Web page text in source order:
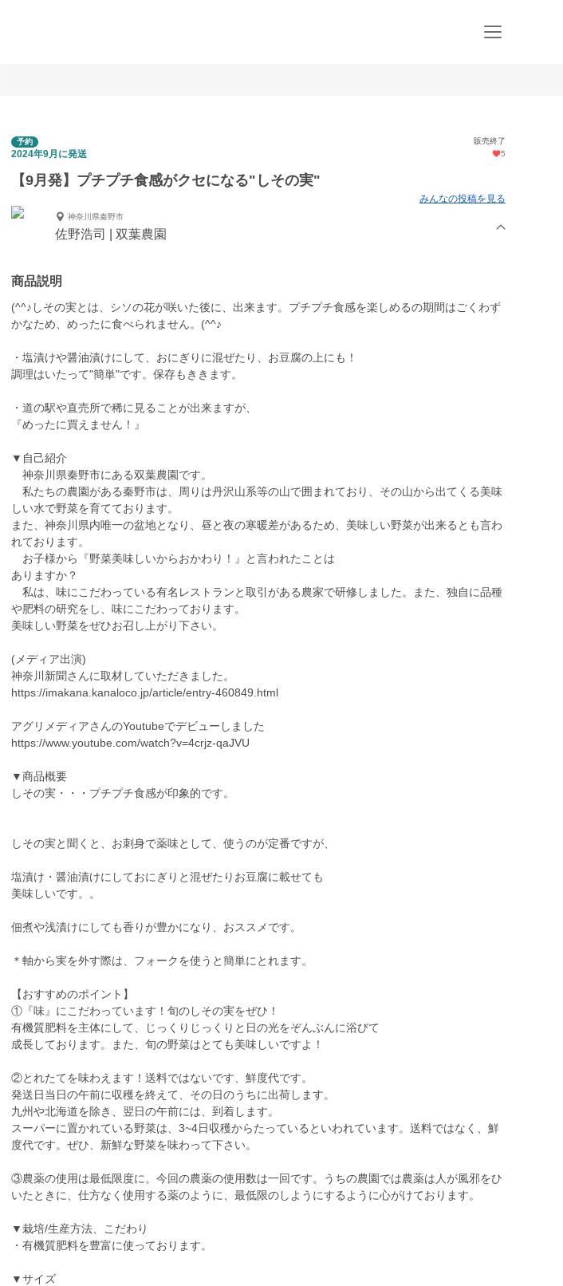
予約 販売終了
2024年9月に発送 5
【9月発】プチプチ食感がクセになる"しその実"
みんなの投稿を見る
神奈川県秦野市
佐野浩司 | 双葉農園
商品説明
(^^♪しその実とは、シソの花が咲いた後に、出来ます。プチプチ食感を楽しめるの期間はごくわず
かなため、めったに食べられません。(^^♪
・塩漬けや醤油漬けにして、おにぎりに混ぜたり、お豆腐の上にも！
調理はいたって"簡単"です。保存もききます。
・道の駅や直売所で稀に見ることが出来ますが、
『めったに買えません！』
▼自己紹介
神奈川県秦野市にある双葉農園です。
私たちの農園がある秦野市は、周りは丹沢山系等の山で囲まれており、その山から出てくる美味
しい水で野菜を育てております。
また、神奈川県内唯一の盆地となり、昼と夜の寒暖差があるため、美味しい野菜が出来るとも言わ
れております。
お子様から『野菜美味しいからおかわり！』と言われたことは
ありますか？
私は、味にこだわっている有名レストランと取引がある農家で研修しました。また、独自に品種
や肥料の研究をし、味にこだわっております。
美味しい野菜をぜひお召し上がり下さい。
(メディア出演)
神奈川新聞さんに取材していただきました。
https://imakana.kanaloco.jp/article/entry-460849.html
アグリメディアさんのYoutubeでデビューしました
https://www.youtube.com/watch?v=4crjz-qaJVU
▼商品概要
しその実・・・プチプチ食感が印象的です。
しその実と聞くと、お刺身で薬味として、使うのが定番ですが、
塩漬け・醤油漬けにしておにぎりと混ぜたりお豆腐に載せても
美味しいです。。
佃煮や浅漬けにしても香りが豊かになり、おススメです。
＊軸から実を外す際は、フォークを使うと簡単にとれます。
【おすすめのポイント】
①『味』にこだわっています！旬のしその実をぜひ！
有機質肥料を主体にして、じっくりじっくりと日の光をぞんぶんに浴びて
成長しております。また、旬の野菜はとても美味しいですよ！
②とれたてを味わえます！送料ではないです、鮮度代です。
発送日当日の午前に収穫を終えて、その日のうちに出荷します。
九州や北海道を除き、翌日の午前には、到着します。
スーパーに置かれている野菜は、3~4日収穫からたっているといわれています。送料ではなく、鮮
度代です。ぜひ、新鮮な野菜を味わって下さい。
③農薬の使用は最低限度に。今回の農薬の使用数は一回です。うちの農園では農薬は人が風邪をひ
いたときに、仕方なく使用する薬のように、最低限のしようにするように心がけております。
▼栽培/生産方法、こだわり
・有機質肥料を豊富に使っております。
▼サイズ